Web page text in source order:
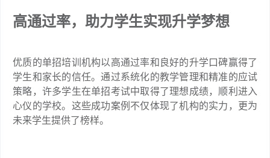
高通过率，助力学生实现升学梦想
优质的单招培训机构以高通过率和良好的升学口碑赢得了
学生和家长的信任。通过系统化的教学管理和精准的应试
策略，许多学生在单招考试中取得了理想成绩，顺利进入
心仪的学校。这些成功案例不仅体现了机构的实力，更为
未来学生提供了榜样。